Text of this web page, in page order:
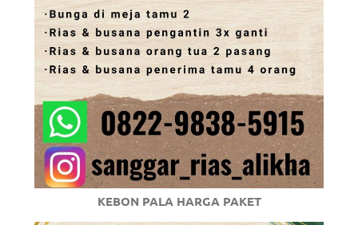
KEBON PALA HARGA PAKET